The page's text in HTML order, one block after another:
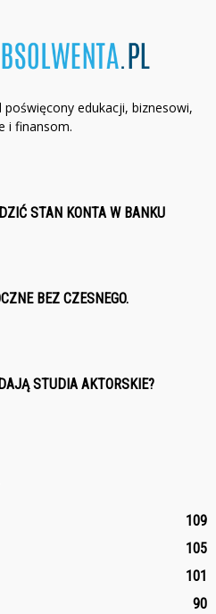
edukacji, biznesowi,
i finansom.
STAN KONTA W BANKU
BEZ CZESNEGO.
STUDIA AKTORSKIE?
109
105
101
90